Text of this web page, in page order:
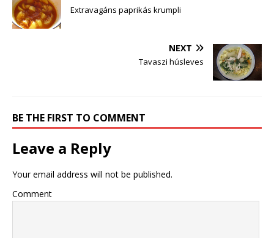
Extravagáns paprikás krumpli
NEXT
Tavaszi húsleves
BE THE FIRST TO COMMENT
Leave a Reply
Your email address will not be published.
Comment